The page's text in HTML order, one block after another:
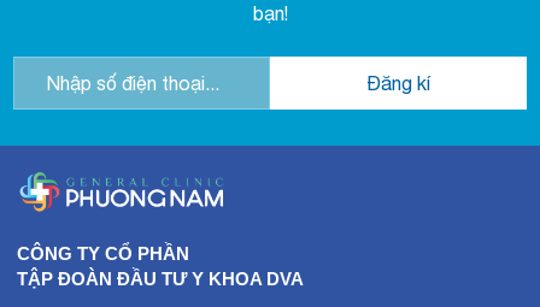
bạn!
CÔNG TY CỔ PHẦN
TẬP ĐOÀN ĐẦU TƯ Y KHOA DVA